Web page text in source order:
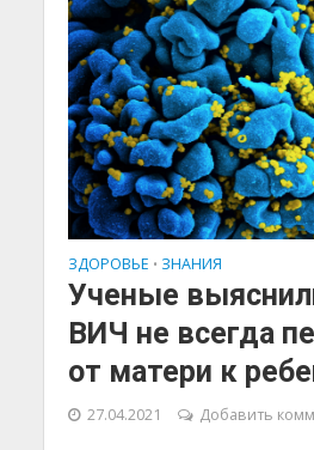
ЗДОРОВЬЕ • ЗНАНИЯ
Ученые
ВИЧ не всегда
от матери к
27.04.2021 Добавить